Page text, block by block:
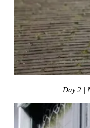
Day 2 |